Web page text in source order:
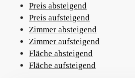
Preis absteigend
Preis aufsteigend
Zimmer absteigend
Zimmer aufsteigend
Fläche absteigend
Fläche aufsteigend